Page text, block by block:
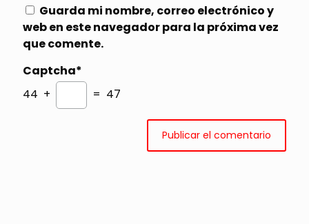
Guarda mi nombre, correo electrónico y
web en este navegador para la próxima vez
que comente.
Captcha*
44 +
= 47